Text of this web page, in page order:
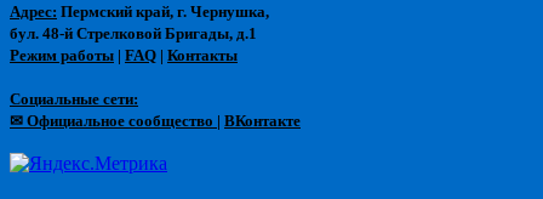
Адрес: Пермский край, г. Чернушка,
бул. 48-й Стрелковой Бригады, д.1
Режим работы | FAQ | Контакты
Социальные сети:
✉ Официальное сообщество | ВКонтакте